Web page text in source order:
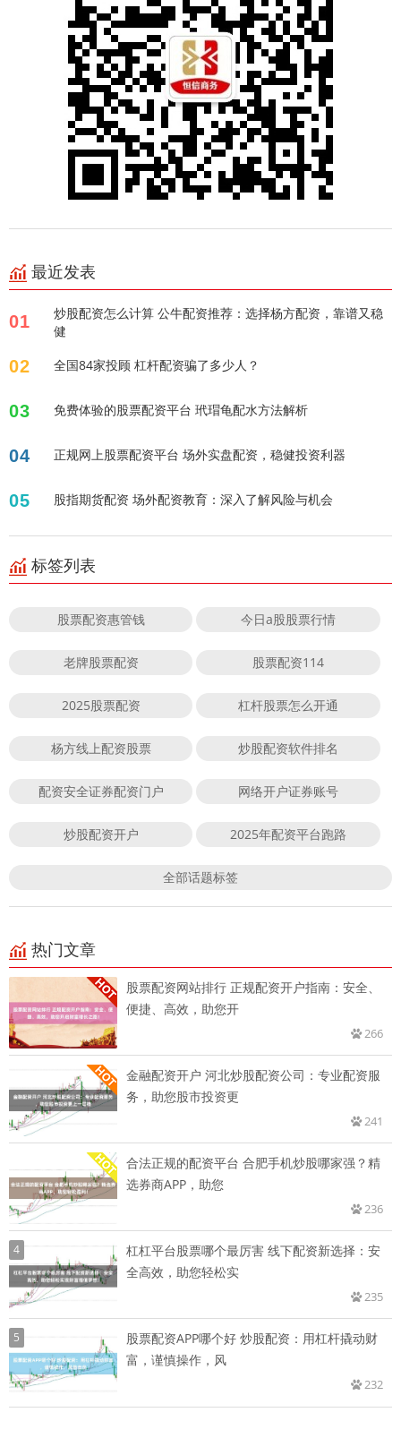
最近发表
01
炒股配资怎么计算 公牛配资推荐：选择杨方配资，靠谱又稳
健
02 全国84家投顾 杠杆配资骗了多少人？
03 免费体验的股票配资平台 玳瑁龟配水方法解析
04 正规网上股票配资平台 场外实盘配资，稳健投资利器
05 股指期货配资 场外配资教育：深入了解风险与机会
标签列表
股票配资惠管钱 今日a股股票行情
老牌股票配资 股票配资114
2025股票配资 杠杆股票怎么开通
杨方线上配资股票 炒股配资软件排名
配资安全证券配资门户 网络开户证券账号
炒股配资开户 2025年配资平台跑路
全部话题标签
热门文章
股票配资网站排行 正规配资开户指南：安全、
便捷、高效，助您开
266
金融配资开户 河北炒股配资公司：专业配资服
务，助您股市投资更
241
合法正规的配资平台 合肥手机炒股哪家强？精
选券商APP，助您
236
4
杠杠平台股票哪个最厉害 线下配资新选择：安
全高效，助您轻松实
235
5
股票配资APP哪个好 炒股配资：用杠杆撬动财
富，谨慎操作，风
232